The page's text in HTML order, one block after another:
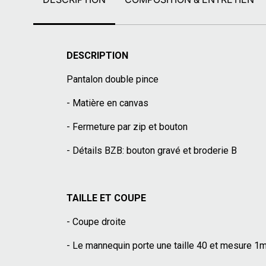
DESCRIPTION
Pantalon double pince
- Matière en canvas
- Fermeture par zip et bouton
- Détails BZB: bouton gravé et broderie B
TAILLE ET COUPE
- Coupe droite
- Le mannequin porte une taille 40 et mesure